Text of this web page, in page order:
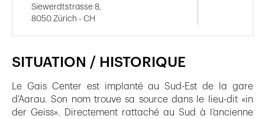
SITUATION / HISTORIQUE
Le Gais Center est implanté au Sud-Est de la gare
d’Aarau. Son nom trouve sa source dans le lieu-dit «in
der Geiss». Directement rattaché au Sud à l’ancienne
Siewerdtstrasse 8,
8050 Zürich - CH